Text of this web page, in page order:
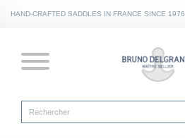
HAND-CRAFTED SADDLES IN FRANCE SINCE 1976